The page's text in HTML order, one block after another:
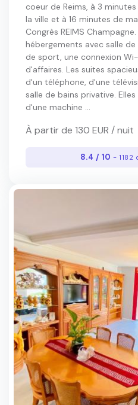
coeur de Reims, à 3
la ville et à 16 minutes de
Congrès REIMS
hébergements avec salle
de sport, une connexion
d'affaires. Les suites
d'un téléphone, d'une
salle de bains privative.
d'une machine ...
À partir de 130 EUR / nuit
8.4 / 10 - 1182